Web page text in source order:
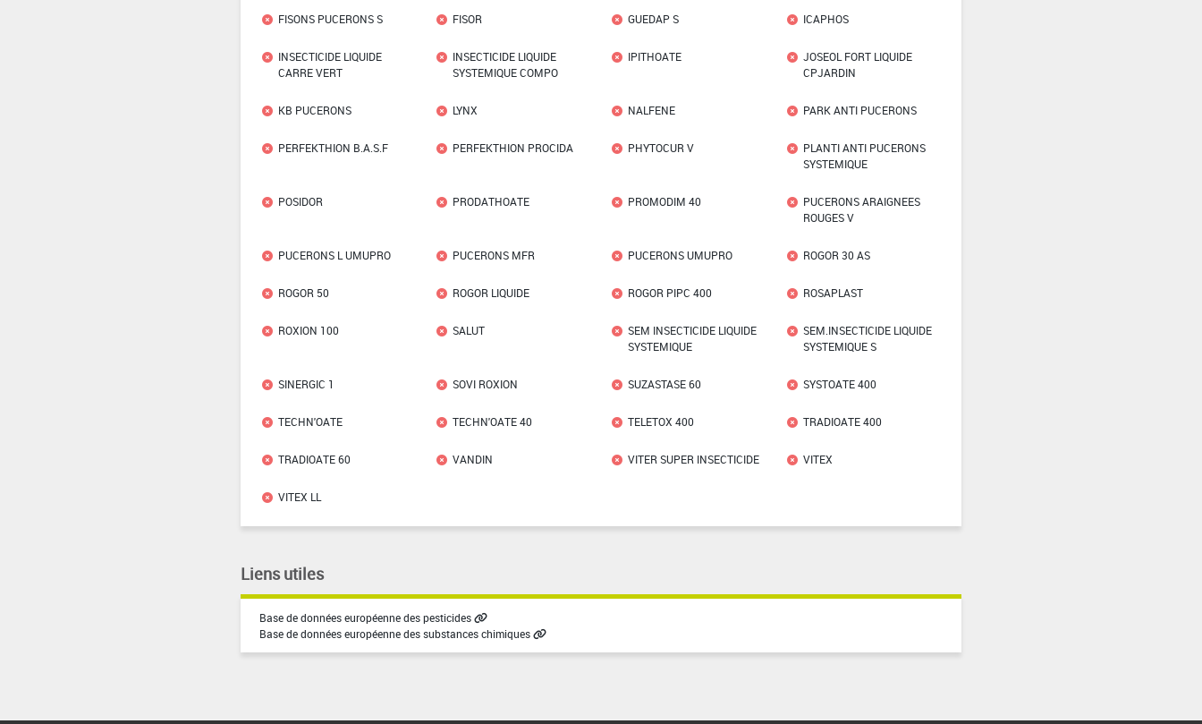
FISONS PUCERONS S FISOR GUEDAP S ICAPHOS
INSECTICIDE LIQUIDE
CARRE VERT
INSECTICIDE LIQUIDE
SYSTEMIQUE COMPO
IPITHOATE
JOSEOL FORT LIQUIDE
CPJARDIN
KB PUCERONS LYNX NALFENE PARK ANTI PUCERONS
PERFEKTHION B.A.S.F PERFEKTHION PROCIDA PHYTOCUR V
PLANTI ANTI PUCERONS
SYSTEMIQUE
POSIDOR PRODATHOATE PROMODIM 40
PUCERONS ARAIGNEES
ROUGES V
PUCERONS L UMUPRO PUCERONS MFR PUCERONS UMUPRO ROGOR 30 AS
ROGOR 50 ROGOR LIQUIDE ROGOR PIPC 400 ROSAPLAST
ROXION 100 SALUT
SEM INSECTICIDE LIQUIDE
SYSTEMIQUE
SEM.INSECTICIDE LIQUIDE
SYSTEMIQUE S
SINERGIC 1 SOVI ROXION SUZASTASE 60 SYSTOATE 400
TECHN'OATE TECHN'OATE 40 TELETOX 400 TRADIOATE 400
TRADIOATE 60 VANDIN VITER SUPER INSECTICIDE VITEX
VITEX LL
Liens utiles
Base de données européenne des pesticides
Base de données européenne des substances chimiques